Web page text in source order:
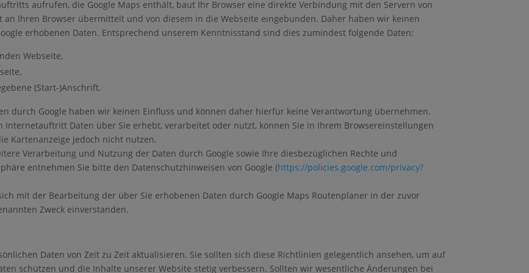
aufrufen, die Google Maps enthält, baut Ihr Browser eine direkte Verbindung mit den Servern von
an Ihren Browser übermittelt und von diesem in die Webseite eingebunden. Daher haben wir keinen
erhobenen Daten. Entsprechend unserem Kenntnisstand sind dies zumindest folgende Daten:
Webseite,
(Start-)Anschrift.
durch Google haben wir keinen Einfluss und können daher hierfür keine Verantwortung übernehmen.
Internetauftritt Daten über Sie erhebt, verarbeitet oder nutzt, können Sie in Ihrem Browsereinstellungen
Kartenanzeige jedoch nicht nutzen.
Verarbeitung und Nutzung der Daten durch Google sowie Ihre diesbezüglichen Rechte und
entnehmen Sie bitte den Datenschutzhinweisen von Google (https://policies.google.com/privacy?
mit der Bearbeitung der über Sie erhobenen Daten durch Google Maps Routenplaner in der zuvor
Zweck einverstanden.
Daten von Zeit zu Zeit aktualisieren. Sie sollten sich diese Richtlinien gelegentlich ansehen, um auf
schützen und die Inhalte unserer Website stetig verbessern. Sollten wir wesentliche Änderungen bei